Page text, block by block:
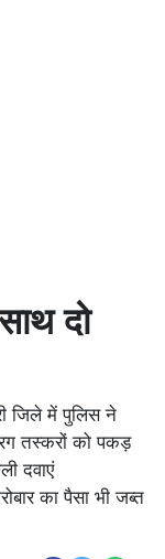
दो
जिले में पुलिस ने
तस्करों को पकड़
दवाएं
का पैसा भी जब्त